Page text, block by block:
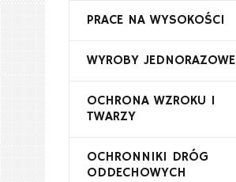
PRACE NA WYSOKOŚCI
WYROBY JEDNORAZOWE
OCHRONA WZROKU I
TWARZY
OCHRONNIKI DRÓG
ODDECHOWYCH